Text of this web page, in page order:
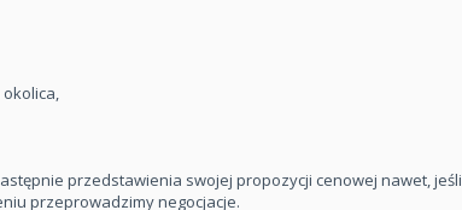
przedstawienia swojej propozycji cenowej nawet, jeśli
przeprowadzimy negocjacje.